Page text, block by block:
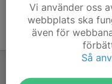
Vi använder oss
webbplats ska
även för
Så